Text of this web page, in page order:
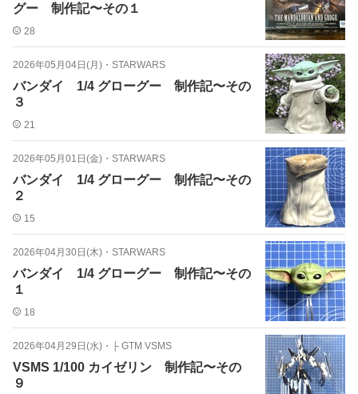
グー 制作記〜その１
28
2026年05月04日(月) ・ STARWARS
バンダイ 1/4 グローグー 制作記〜その
３
21
2026年05月01日(金) ・ STARWARS
バンダイ 1/4 グローグー 制作記〜その
２
15
2026年04月30日(木) ・ STARWARS
バンダイ 1/4 グローグー 制作記〜その
１
18
2026年04月29日(水) ・ ├ GTM VSMS
VSMS 1/100 カイゼリン 制作記〜その
９